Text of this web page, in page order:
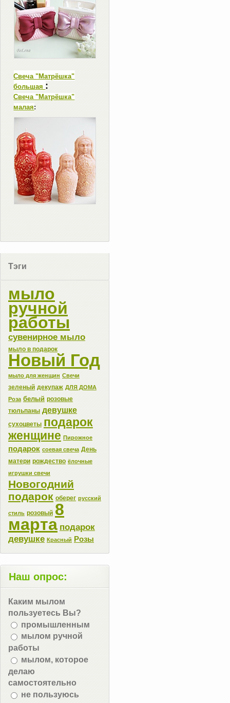
Свеча "Матрёшка"
большая :
Свеча "Матрёшка"
малая:
Тэги
мыло
ручной
работы
сувенирное мыло
мыло в подарок
Новый Год
мыло для женщин Свечи
зеленый декупаж ДЛЯ ДОМА
Роза белый розовые
тюльпаны девушке
сухоцветы подарок
женщине Пирожное
подарок соевая свеча День
матери рождество ёлочные
игрушки свечи
Новогодний
подарок оберег русский
стиль розовый 8
марта подарок
девушке Красный Розы
Наш опрос:
Каким мылом
пользуетесь Вы?
промышленным
мылом ручной
работы
мылом, которое
делаю
самостоятельно
не пользуюсь